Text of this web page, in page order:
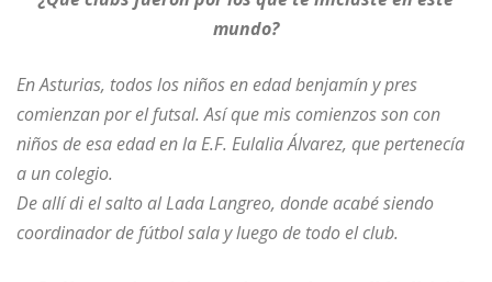
mundo?
En Asturias, todos los niños en edad benjamín y pres
comienzan por el futsal. Así que mis comienzos son con
niños de esa edad en la E.F. Eulalia Álvarez, que pertenecía
a un colegio.
De allí di el salto al Lada Langreo, donde acabé siendo
coordinador de fútbol sala y luego de todo el club.